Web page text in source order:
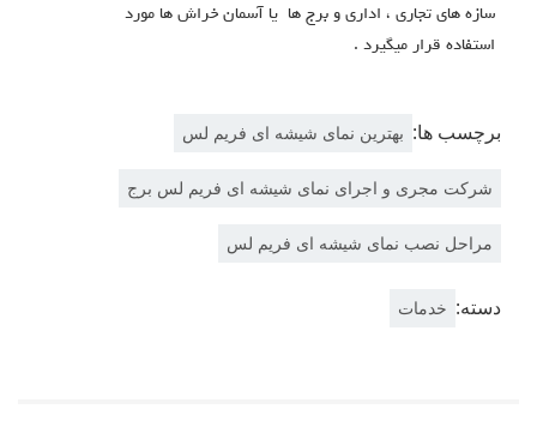
سازه های تجاری ، اداری و برج ها یا آسمان خراش ها مورد
استفاده قرار میگیرد .
برچسب ها: بهترین نمای شیشه ای فریم لس
شرکت مجری و اجرای نمای شیشه ای فریم لس برج
مراحل نصب نمای شیشه ای فریم لس
دسته: خدمات